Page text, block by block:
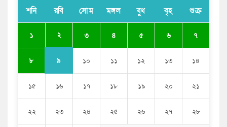
পাঠাতেন ইসলামী বিশ্ববিদ্যালয়ের ছাত্রী
এনসিপি নেতা
শনি রবি সোম মঙ্গল বুধ বৃহ শুক্র
১ ২ ৩ ৪ ৫ ৬ ৭
৮ ৯ ১০ ১১ ১২ ১৩ ১৪
১৫ ১৬ ১৭ ১৮ ১৯ ২০ ২১
২২ ২৩ ২৪ ২৫ ২৬ ২৭ ২৮